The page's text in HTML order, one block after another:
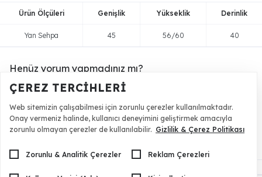
Ürün Ölçüleri Genişlik Yükseklik Derinlik
Yan Sehpa 45 56/60 40
Henüz yorum yapmadınız mı?
Ürünümüze yorum yaparak puan kazanabilir ve ürünlerde
Ürünü Değerlendir
ÇEREZ TERCIHLERI
Web sitemizin çalışabilmesi için zorunlu çerezler kullanılmaktadır.
Onay vermeniz halinde, kullanıcı deneyimini geliştirmek amacıyla
zorunlu olmayan çerezler de kullanılabilir. Gizlilik & Çerez Politikası
Zorunlu & Analitik Çerezler Reklam Çerezleri